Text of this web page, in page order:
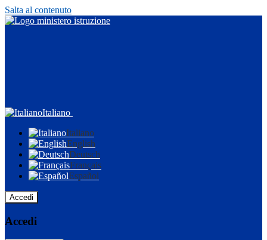
Salta al contenuto
Italiano
Italiano
English
Deutsch
Français
Español
Accedi
Accedi